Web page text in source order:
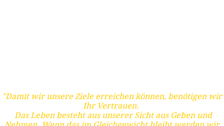
"Damit wir unsere Ziele erreichen können, benötigen wir
Ihr Vertrauen.
Das Leben besteht aus unserer Sicht aus Geben und